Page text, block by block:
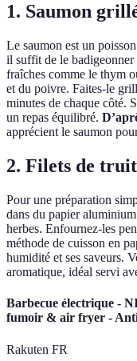
1. Saumon
Le saumon est un
il suffit de le
fraîches comme le thym
et du poivre. Faites-le
minutes de chaque côté.
un repas équilibré.
apprécient le saumon
2. Filets de
Pour une préparation
dans du papier
herbes. Enfournez-les
méthode de cuisson en
humidité et ses saveurs.
aromatique, idéal servi
Barbecue électrique -
fumoir & air fryer -
Rakuten FR